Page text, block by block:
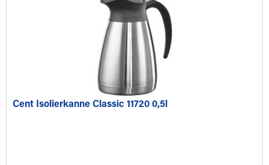
Cent Isolierkanne Classic 11720 0,5l